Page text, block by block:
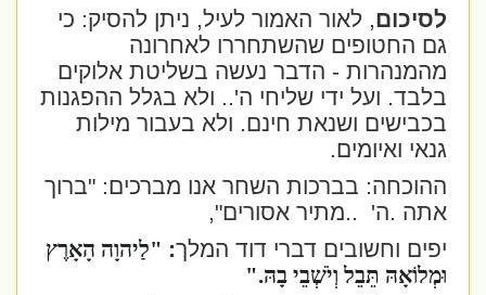
לסיכום, לאור האמור לעיל, ניתן להסיק: כי
גם החטופים שהשתחררו לאחרונה
מהמנהרות - הדבר נעשה בשליטת אלוקים
בלבד. ועל ידי שליחי ה'.. ולא בגלל ההפגנות
בכבישים ושנאת חינם. ולא בעבור מילות
גנאי ואיומים.
ההוכחה: בברכות השחר אנו מברכים: "ברוך
אתה .ה' ..מתיר אסורים",
יפים וחשובים דברי דוד המלך:
" לַיהוָה הָאָרֶץ
וּמְלוֹאָהּ תֵּבֵל וְיֹשְׁבֵי בָהּ".